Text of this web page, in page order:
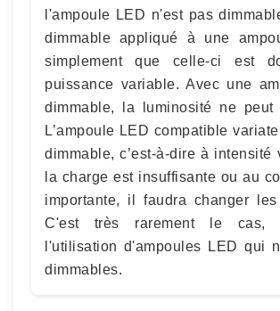
l'ampoule LED n'est pas
dimmable appliqué à une
simplement que celle-ci est
puissance variable. Avec une
dimmable, la luminosité ne peut
L’ampoule LED compatible
dimmable, c’est-à-dire à intensité
la charge est insuffisante ou au
importante, il faudra changer les
C'est très rarement le cas,
l'utilisation d'ampoules LED qui
dimmables.